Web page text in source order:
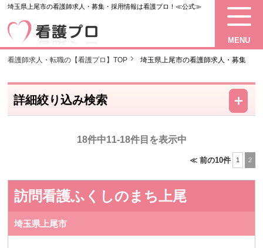
埼玉県上尾市の看護師求人・募集・採用情報は看護プロ！≪公式≫
MENU
看護師求人・転職の【看護プロ】TOP 埼玉県上尾市の看護師求人・募集
詳細絞り込み検索 －
＋
18件中11-18件目を表示中
≪ 前の10件 1 2
訪問看護ふくしのまち上尾
埼玉県上尾市